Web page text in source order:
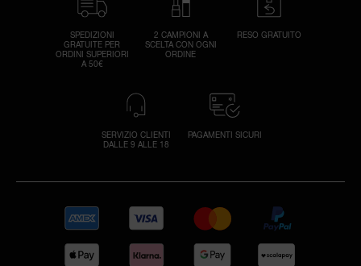
SPEDIZIONI
GRATUITE PER
ORDINI SUPERIORI
A 50€
2 CAMPIONI A
SCELTA CON OGNI
ORDINE
RESO GRATUITO
SERVIZIO CLIENTI
DALLE 9 ALLE 18
PAGAMENTI SICURI